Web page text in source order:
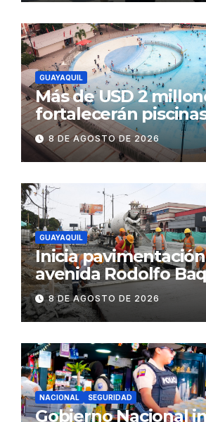
GUAYAQUIL
Más de USD 2
fortalecerán
parques acuáticos
municipales
8 DE AGOSTO DE 2026
GUAYAQUIL
Inicia
avenida Rodolfo
Nazur como parte de
Renovación Urbana
8 DE AGOSTO DE 2026
NACIONAL SEGURIDAD
Gobierno Nacional